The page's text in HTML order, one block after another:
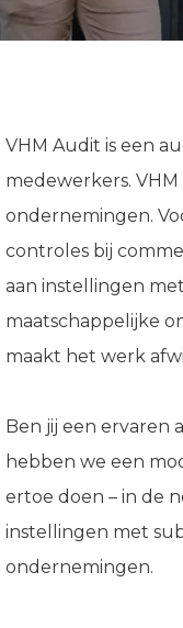
VHM Audit is een
medewerkers.
ondernemingen.
controles bij
aan instellingen
maatschappelijke
maakt het werk
Ben jij een ervaren
hebben we een
ertoe doen – in de
instellingen met
ondernemingen.